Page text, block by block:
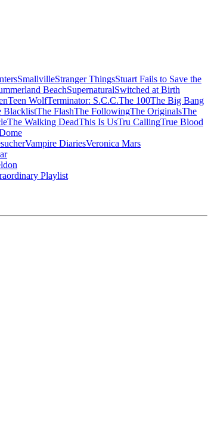
SmallvilleStranger ThingsStuart Fails to Save the
BeachSupernaturalSwitched at Birth
Teen WolfTerminator: S.C.C.The 100The Big Bang
BlacklistThe FlashThe FollowingThe OriginalsThe
The Walking DeadThis Is UsTru CallingTrue Blood
Vampire DiariesVeronica Mars
Playlist